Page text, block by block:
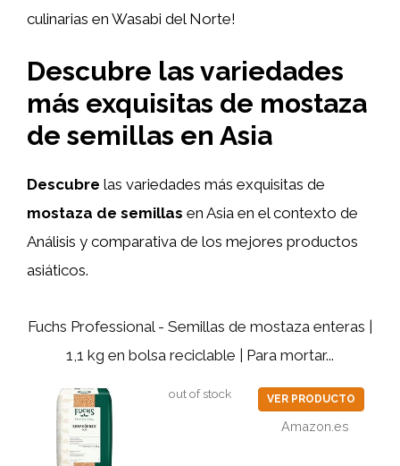
culinarias en Wasabi del Norte!
Descubre las variedades
más exquisitas de mostaza
de semillas en Asia
Descubre las variedades más exquisitas de
mostaza de semillas en Asia en el contexto de
Análisis y comparativa de los mejores productos
asiáticos.
Fuchs Professional - Semillas de mostaza enteras |
1,1 kg en bolsa reciclable | Para mortar...
out of stock VER PRODUCTO
Amazon.es